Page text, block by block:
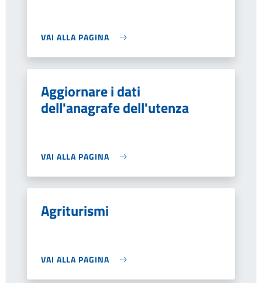
VAI ALLA PAGINA
Aggiornare i dati
dell'anagrafe dell'utenza
VAI ALLA PAGINA
Agriturismi
VAI ALLA PAGINA